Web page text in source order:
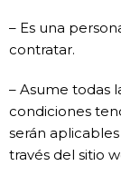
– Es una
contratar.
– Asume todas
condiciones
serán
través del sitio